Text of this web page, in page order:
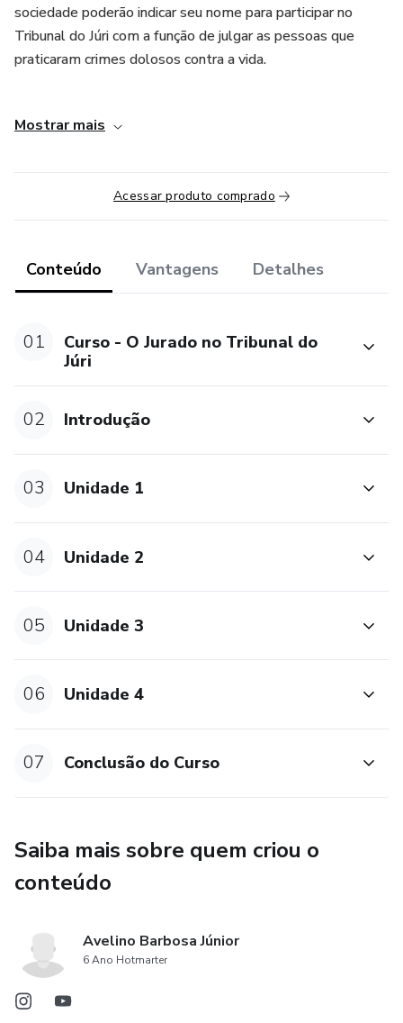
sociedade poderão indicar seu nome para participar no
Tribunal do Júri com a função de julgar as pessoas que
praticaram crimes dolosos contra a vida.
do Júri para fazer parte do Conselho de Sentença, é
dia do julgamento, quanto tempo dura um julgamento,
como ocorrem os debates entre o Promotor de Justiça e o
Advogado de Defesa, pode o Jurado fazer perguntas as
secreta?, como o Jurado vota?.
no Tribunal do Júri” e que irá proporcionar ao aluno um
conhecimento sobre o processo no Tribunal do Júri.
Mostrar mais
Acessar produto comprado
Conteúdo Vantagens Detalhes
01
Curso - O Jurado no Tribunal do
Júri
02 Introdução
03 Unidade 1
04 Unidade 2
05 Unidade 3
06 Unidade 4
07 Conclusão do Curso
Saiba mais sobre quem criou o
conteúdo
Avelino Barbosa Júnior
6 Ano Hotmarter